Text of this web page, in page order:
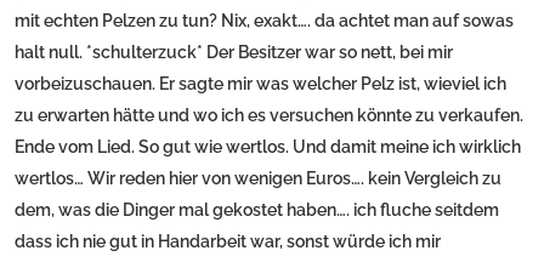
mit echten Pelzen zu tun? Nix, exakt…. da achtet man auf sowas
halt null. *schulterzuck* Der Besitzer war so nett, bei mir
vorbeizuschauen. Er sagte mir was welcher Pelz ist, wieviel ich
zu erwarten hätte und wo ich es versuchen könnte zu verkaufen.
Ende vom Lied. So gut wie wertlos. Und damit meine ich wirklich
wertlos… Wir reden hier von wenigen Euros…. kein Vergleich zu
dem, was die Dinger mal gekostet haben…. ich fluche seitdem
dass ich nie gut in Handarbeit war, sonst würde ich mir